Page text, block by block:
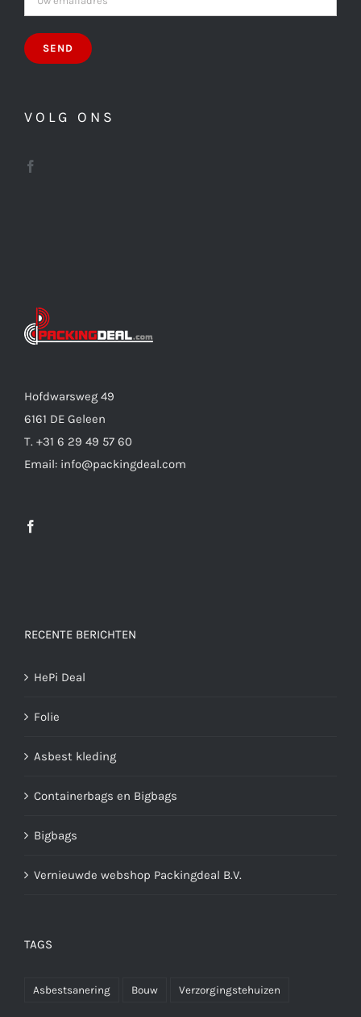
VOLG ONS
Hofdwarsweg 49
6161 DE Geleen
T. +31 6 29 49 57 60
Email: info@packingdeal.com
RECENTE BERICHTEN
HePi Deal
Folie
Asbest kleding
Containerbags en Bigbags
Bigbags
Vernieuwde webshop Packingdeal B.V.
TAGS
Asbestsanering Bouw Verzorgingstehuizen